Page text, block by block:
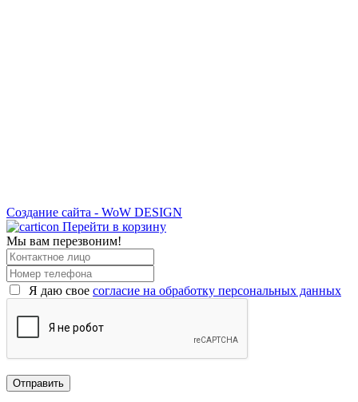
Создание сайта - WoW DESIGN
Перейти в корзину
Мы вам перезвоним!
Я даю свое согласие на обработку персональных данных